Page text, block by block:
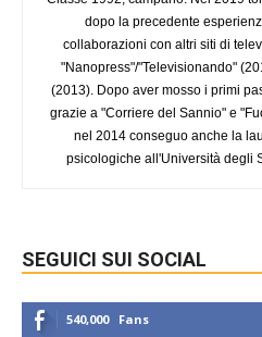
dopo la precedente
collaborazioni con altri siti di
"Nanopress"/"Televisionando"
(2013). Dopo aver mosso i primi
grazie a "Corriere del Sannio" e
nel 2014 conseguo anche la
psicologiche all'Università degli
SEGUICI SUI SOCIAL
540,000 Fans